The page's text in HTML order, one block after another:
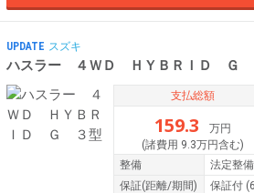
UPDATE スズキ
ハスラー ４ＷＤ ＨＹＢＲＩＤ Ｇ
支払総額
159.3
万円
(諸費用 9.3万円含む)
整備
法定整
保証(距離/期間) 保証付